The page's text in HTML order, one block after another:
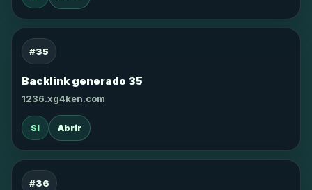
#35
Backlink generado 35
1236.xg4ken.com
SI Abrir
#36